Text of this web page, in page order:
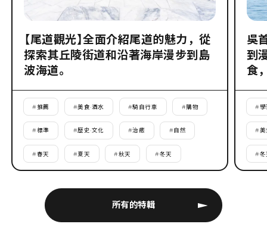
所有的特輯
【尾道觀光】全面介紹尾道的魅力，從
探索其丘陵街道和沿著海岸漫步到島
波海道。
#推薦 #美食·酒水 #騎自行車 #購物
#標準 #歷史·文化 #治癒 #自然
#春天 #夏天 #秋天 #冬天
吳
到
食
# 學
#美
#冬